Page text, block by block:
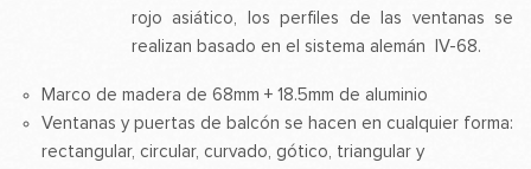
rojo asiático, los perfiles de las ventanas se
realizan basado en el sistema alemán IV-68.
Marco de madera de 68mm + 18.5mm de aluminio
Ventanas y puertas de balcón se hacen en cualquier forma:
rectangular, circular, curvado, gótico, triangular y